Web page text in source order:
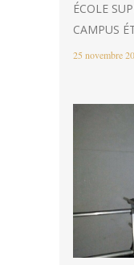
ÉCOLE
CAMPUS
25 novembre